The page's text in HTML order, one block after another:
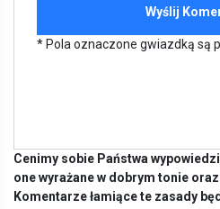
* Pola oznaczone gwiazdką są
Cenimy sobie Państwa
one wyrażane w dobrym tonie
Komentarze łamiące te zasady